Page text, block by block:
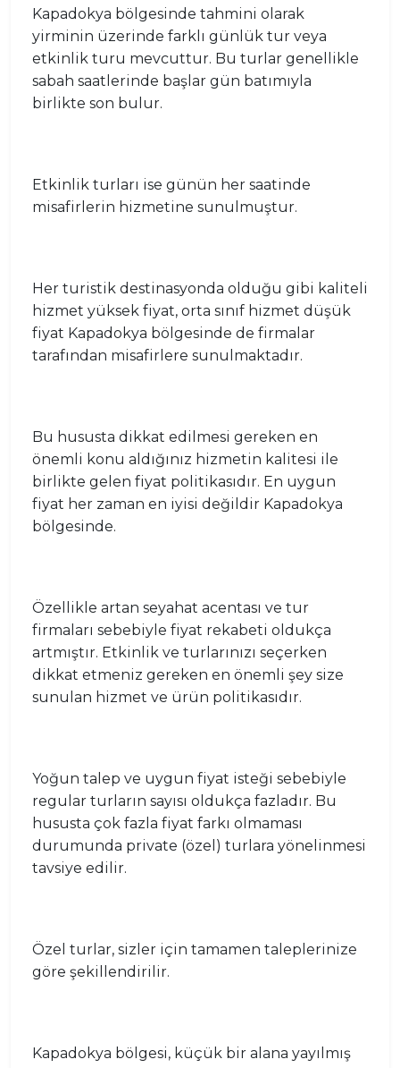
Kapadokya bölgesinde tahmini olarak
yirminin üzerinde farklı günlük tur veya
etkinlik turu mevcuttur. Bu turlar genellikle
sabah saatlerinde başlar gün batımıyla
birlikte son bulur.
Etkinlik turları ise günün her saatinde
misafirlerin hizmetine sunulmuştur.
Her turistik destinasyonda olduğu gibi kaliteli
hizmet yüksek fiyat, orta sınıf hizmet düşük
fiyat Kapadokya bölgesinde de firmalar
tarafından misafirlere sunulmaktadır.
Bu hususta dikkat edilmesi gereken en
önemli konu aldığınız hizmetin kalitesi ile
birlikte gelen fiyat politikasıdır. En uygun
fiyat her zaman en iyisi değildir Kapadokya
bölgesinde.
Özellikle artan seyahat acentası ve tur
firmaları sebebiyle fiyat rekabeti oldukça
artmıştır. Etkinlik ve turlarınızı seçerken
dikkat etmeniz gereken en önemli şey size
sunulan hizmet ve ürün politikasıdır.
Yoğun talep ve uygun fiyat isteği sebebiyle
regular turların sayısı oldukça fazladır. Bu
hususta çok fazla fiyat farkı olmaması
durumunda private (özel) turlara yönelinmesi
tavsiye edilir.
Özel turlar, sizler için tamamen taleplerinize
göre şekillendirilir.
Kapadokya bölgesi, küçük bir alana yayılmış